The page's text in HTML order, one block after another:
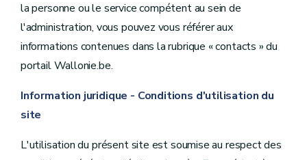
la personne ou le service compétent au sein de
l'administration, vous pouvez vous référer aux
informations contenues dans la rubrique « contacts » du
portail Wallonie.be.
Information juridique - Conditions d'utilisation du
site
L'utilisation du présent site est soumise au respect des